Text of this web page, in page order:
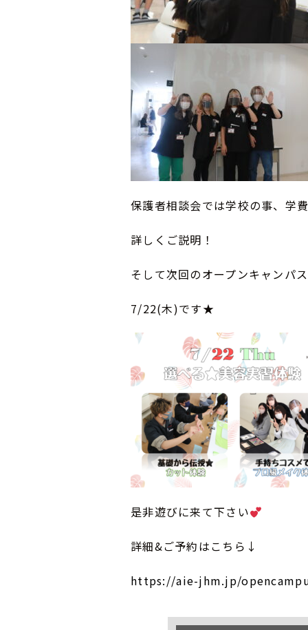
保護者相談会では学校の事、学
詳しくご説明！
そして次回のオープンキャンパ
7/22(木)です★
是非遊びに来て下さい
詳細&ご予約はこちら↓
https://aie-jhm.jp/